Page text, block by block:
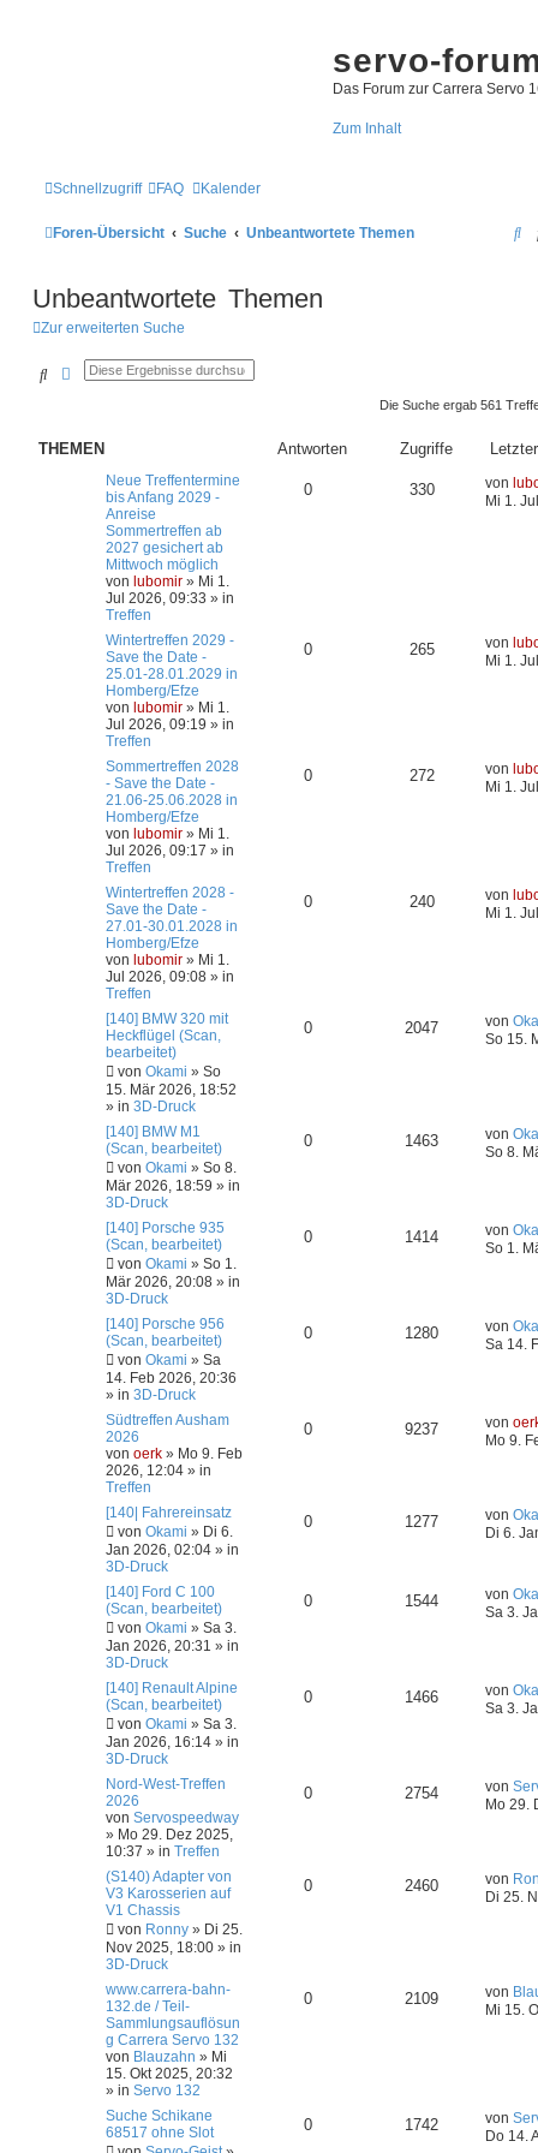
servo-
Das Forum zur Carrera Servo
Zum Inhalt
Schnellzugriff FAQ Kalender
Foren-Übersicht Suche Unbeantwortete Themen
S
Unbeantwortete Themen
Zur erweiterten Suche
SucheErweiterte Suche
Die Suche ergab 561
THEMEN Antworten Zugriffe
Neue Treffentermine
bis Anfang 2029 -
Anreise
Sommertreffen ab
2027 gesichert ab
Mittwoch möglich
von lubomir » Mi 1.
Jul 2026, 09:33 » in
Treffen
0 330 von
Mi 1.
Wintertreffen 2029 -
Save the Date -
25.01-28.01.2029 in
Homberg/Efze
von lubomir » Mi 1.
Jul 2026, 09:19 » in
Treffen
0 265 von
Mi 1.
Sommertreffen 2028
- Save the Date -
21.06-25.06.2028 in
Homberg/Efze
von lubomir » Mi 1.
Jul 2026, 09:17 » in
Treffen
0 272 von
Mi 1.
Wintertreffen 2028 -
Save the Date -
27.01-30.01.2028 in
Homberg/Efze
von lubomir » Mi 1.
Jul 2026, 09:08 » in
Treffen
0 240 von
Mi 1.
[140] BMW 320 mit
Heckflügel (Scan,
bearbeitet)
von Okami » So
15. Mär 2026, 18:52
» in 3D-Druck
0 2047 von
So 15.
[140] BMW M1
(Scan, bearbeitet)
von Okami » So 8.
Mär 2026, 18:59 » in
3D-Druck
0 1463 von
So 8.
[140] Porsche 935
(Scan, bearbeitet)
von Okami » So 1.
Mär 2026, 20:08 » in
3D-Druck
0 1414 von
So 1.
[140] Porsche 956
(Scan, bearbeitet)
von Okami » Sa
14. Feb 2026, 20:36
» in 3D-Druck
0 1280 von
Sa 14.
Südtreffen Ausham
2026
von oerk » Mo 9. Feb
2026, 12:04 » in
Treffen
0 9237 von
Mo 9.
[140| Fahrereinsatz
von Okami » Di 6.
Jan 2026, 02:04 » in
3D-Druck
0 1277 von
Di 6.
[140] Ford C 100
(Scan, bearbeitet)
von Okami » Sa 3.
Jan 2026, 20:31 » in
3D-Druck
0 1544 von
Sa 3.
[140] Renault Alpine
(Scan, bearbeitet)
von Okami » Sa 3.
Jan 2026, 16:14 » in
3D-Druck
0 1466 von
Sa 3.
Nord-West-Treffen
2026
von Servospeedway
» Mo 29. Dez 2025,
10:37 » in Treffen
0 2754 von
Mo 29.
(S140) Adapter von
V3 Karosserien auf
V1 Chassis
von Ronny » Di 25.
Nov 2025, 18:00 » in
3D-Druck
0 2460 von
Di 25.
www.carrera-bahn-
132.de / Teil-
Sammlungsauflösun
g Carrera Servo 132
von Blauzahn » Mi
15. Okt 2025, 20:32
» in Servo 132
0 2109 von
Mi 15.
Suche Schikane
68517 ohne Slot
0 1742 von
Do 14.